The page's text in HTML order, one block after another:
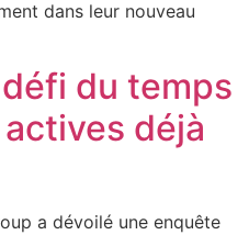
dans leur nouveau
du temps
déjà
a dévoilé une enquête